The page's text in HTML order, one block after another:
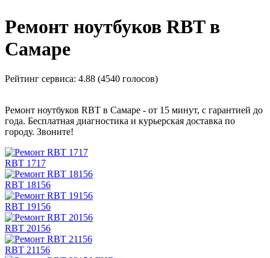
Ремонт ноутбуков RBT в
Самаре
Рейтинг сервиса: 4.88 (4540 голосов)
Ремонт ноутбуков RBT в Самаре - от 15 минут, с гарантией до
года. Бесплатная диагностика и курьерская доставка по
городу. Звоните!
RBT 1717
RBT 18156
RBT 19156
RBT 20156
RBT 21156